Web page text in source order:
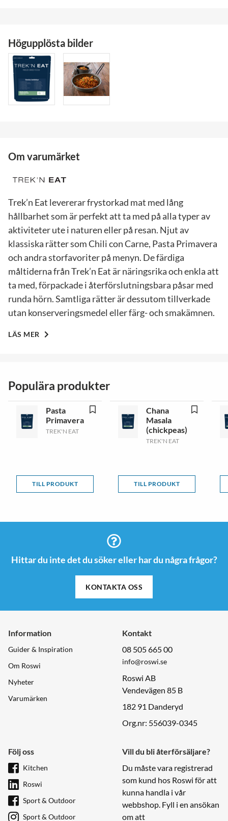
Högupplösta bilder
Om varumärket
Trek’n Eat levererar frystorkad mat med lång
hållbarhet som är perfekt att ta med på alla typer av
aktiviteter ute i naturen eller på resan. Njut av
klassiska rätter som Chili con Carne, Pasta Primavera
och andra storfavoriter på menyn. De färdiga
måltiderna från Trek’n Eat är näringsrika och enkla att
ta med, förpackade i återförslutningsbara påsar med
runda hörn. Samtliga rätter är dessutom tillverkade
utan konserveringsmedel eller färg- och smakämnen.
LÄS MER
Populära produkter
Pasta
Primavera
TREK'N EAT
TILL PRODUKT
Chana
Masala
(chickpeas)
TREK'N EAT
TILL PRODUKT
Hittar du inte det du söker eller har du några frågor?
KONTAKTA OSS
Information
Guider & Inspiration
Om Roswi
Nyheter
Varumärken
Kontakt
08 505 665 00
info@roswi.se
Roswi AB
Vendevägen 85 B
182 91 Danderyd
Org.nr: 556039-0345
Följ oss
Kitchen
Roswi
Sport & Outdoor
Sport & Outdoor
Vill du bli återförsäljare?
Du måste vara registrerad
som kund hos Roswi för att
kunna handla i vår
webbshop. Fyll i en ansökan
om att